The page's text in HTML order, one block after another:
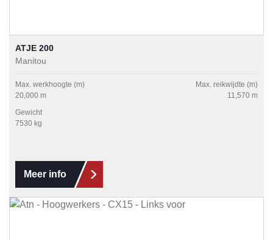
ATJE 200
Manitou
Max. werkhoogte (m)
20,000 m
Max. reikwijdte (m)
11,570 m
Gewicht
7530 kg
Meer info